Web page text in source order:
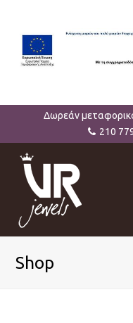
Δωρεάν
210
Shop